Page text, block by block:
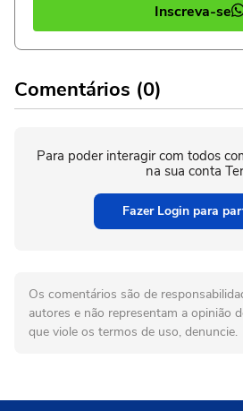
Inscreva-se
Comentários (0)
Para poder interagir com todos
na sua conta
Fazer Login para
Os comentários são de
autores e não representam a opinião
que viole os termos de uso, denuncie.